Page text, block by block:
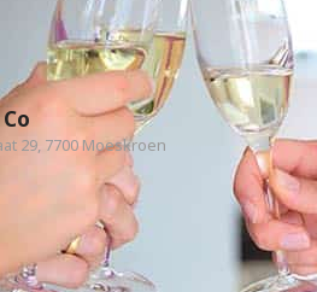
29, 7700 Moeskroen